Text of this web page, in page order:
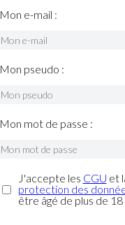
Mon e-mail :
Mon pseudo :
Mon mot de passe :
J'accepte les CGU et
protection des
être âgé de plus de 18